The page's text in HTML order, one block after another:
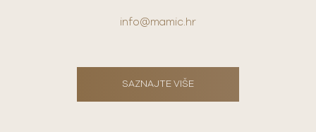
info@mamic.hr
SAZNAJTE VIŠE